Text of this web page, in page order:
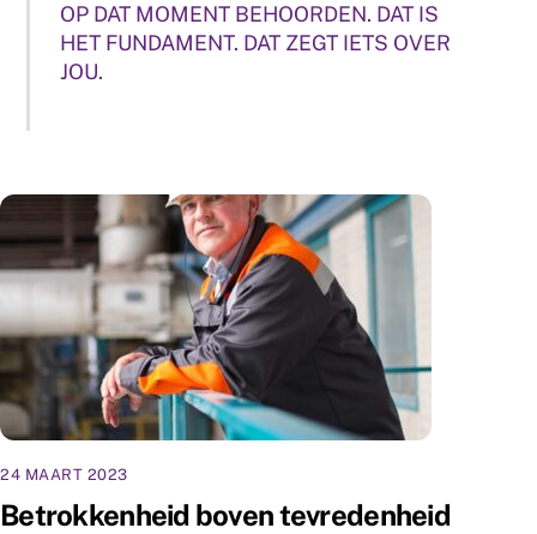
OP DAT MOMENT BEHOORDEN. DAT IS
HET FUNDAMENT. DAT ZEGT IETS OVER
JOU.
24 MAART 2023
Betrokkenheid boven tevredenheid